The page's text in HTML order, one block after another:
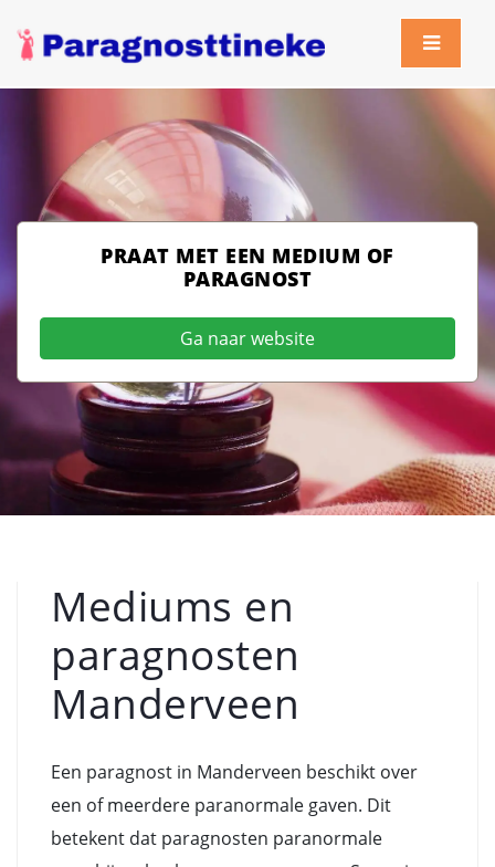
PRAAT MET EEN MEDIUM OF
PARAGNOST
Ga naar website
Mediums en
paragnosten
Manderveen
Een paragnost in Manderveen beschikt over
een of meerdere paranormale gaven. Dit
betekent dat paragnosten paranormale